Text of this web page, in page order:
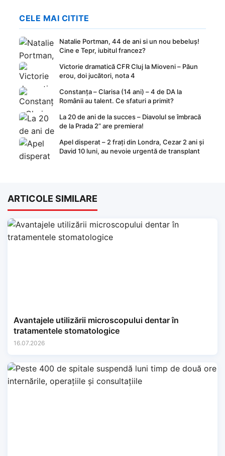
CELE MAI CITITE
Natalie Portman, 44 de ani si un nou bebeluș!
Cine e Tepr, iubitul francez?
Victorie dramatică CFR Cluj la Mioveni – Păun
erou, doi jucători, nota 4
Constanța – Clarisa (14 ani) – 4 de DA la
Românii au talent. Ce sfaturi a primit?
La 20 de ani de la succes – Diavolul se îmbracă
de la Prada 2” are premiera!
Apel disperat – 2 frați din Londra, Cezar 2 ani și
David 10 luni, au nevoie urgentă de transplant
ARTICOLE SIMILARE
Avantajele utilizării microscopului dentar în
tratamentele stomatologice
16.07.2026